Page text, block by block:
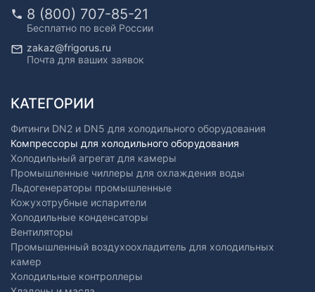
8 (800) 707-85-21
Бесплатно по всей России
zakaz@frigorus.ru
Почта для ваших заявок
КАТЕГОРИИ
Фитинги DN2 и DN5 для холодильного оборудования
Компрессоры для холодильного оборудования
Холодильный агрегат для камеры
Промышленные чиллеры для охлаждения воды
Льдогенераторы промышленные
Кожухотрубные испарители
Холодильные конденсаторы
Вентиляторы
Промышленный воздухоохладитель для холодильных
камер
Холодильные контроллеры